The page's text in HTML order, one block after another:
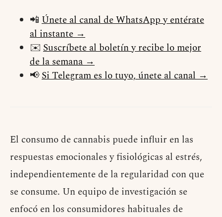
📲 Únete al canal de WhatsApp y entérate
al instante →
✉️ Suscríbete al boletín y recibe lo mejor
de la semana →
📢Si Telegram es lo tuyo, únete al canal →
El consumo de cannabis puede influir en las
respuestas emocionales y fisiológicas al estrés,
independientemente de la regularidad con que
se consume. Un equipo de investigación se
enfocó en los consumidores habituales de